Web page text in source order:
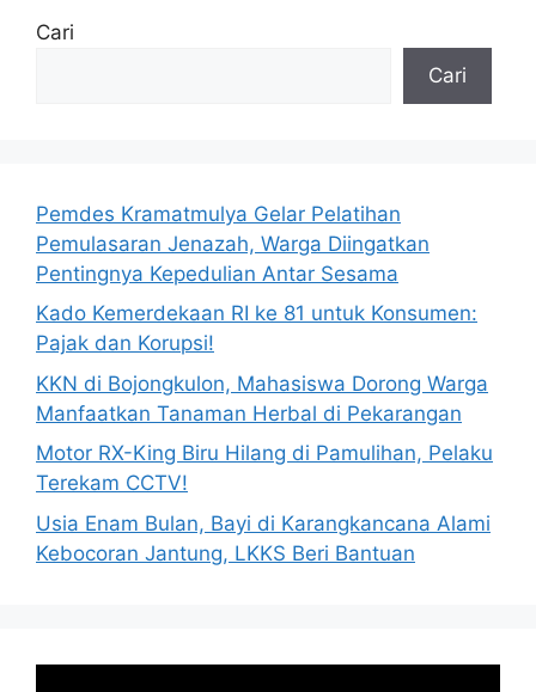
Cari
Cari
Pemdes Kramatmulya Gelar Pelatihan
Pemulasaran Jenazah, Warga Diingatkan
Pentingnya Kepedulian Antar Sesama
Kado Kemerdekaan RI ke 81 untuk Konsumen:
Pajak dan Korupsi!
KKN di Bojongkulon, Mahasiswa Dorong Warga
Manfaatkan Tanaman Herbal di Pekarangan
Motor RX-King Biru Hilang di Pamulihan, Pelaku
Terekam CCTV!
Usia Enam Bulan, Bayi di Karangkancana Alami
Kebocoran Jantung, LKKS Beri Bantuan